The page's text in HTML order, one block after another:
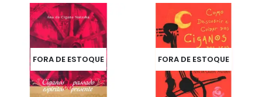
FORA DE ESTOQUE FORA DE ESTOQUE